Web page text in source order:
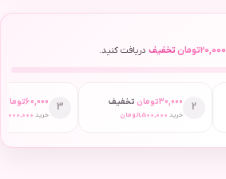
20,000تومان تخفیف دریافت کنید.
2
30,000تومان تخفیف
خرید 1,500,000تومان
3
60,000تومان
خرید 2,000,000